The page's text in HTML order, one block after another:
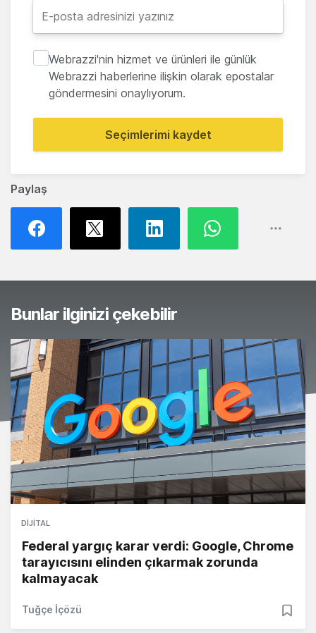
Paylaş
Webrazzi'nin hizmet ve ürünleri ile günlük
Webrazzi haberlerine ilişkin olarak epostalar
göndermesini onaylıyorum.
Seçimlerimi kaydet
Bunlar ilginizi çekebilir
DIJITAL
Federal yargıç karar verdi: Google, Chrome
tarayıcısını elinden çıkarmak zorunda
kalmayacak
Tuğçe İçözü